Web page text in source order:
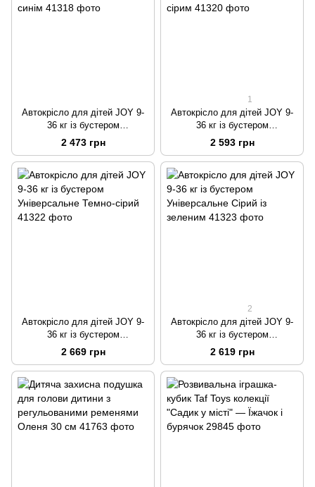
Автокрісло для дітей JOY 9-
36 кг із бустером
Універсальне Чорний із синім
2 473 грн
1
Автокрісло для дітей JOY 9-
36 кг із бустером
Універсальне Чорний із сірим
2 593 грн
Автокрісло для дітей JOY 9-
36 кг із бустером
Універсальне Темно-сірий
2 669 грн
2
Автокрісло для дітей JOY 9-
36 кг із бустером
Універсальне Сірий із зеленим
2 619 грн